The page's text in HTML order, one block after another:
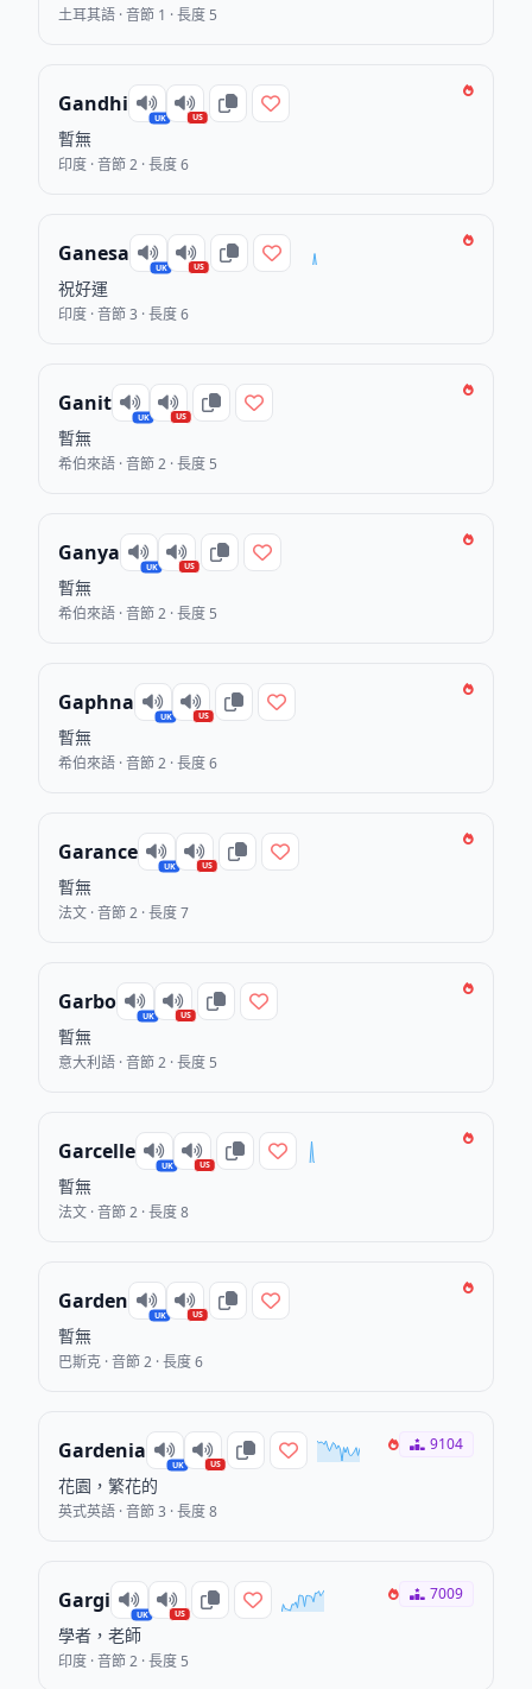
土耳其語 · 音節 1 · 長度 5
Gandhi
UK US
暫無
印度 · 音節 2 · 長度 6
Ganesa
UK US
祝好運
印度 · 音節 3 · 長度 6
Ganit
UK US
暫無
希伯來語 · 音節 2 · 長度 5
Ganya
UK US
暫無
希伯來語 · 音節 2 · 長度 5
Gaphna
UK US
暫無
希伯來語 · 音節 2 · 長度 6
Garance
UK US
暫無
法文 · 音節 2 · 長度 7
Garbo
UK US
暫無
意大利語 · 音節 2 · 長度 5
Garcelle
UK US
暫無
法文 · 音節 2 · 長度 8
Garden
UK US
暫無
巴斯克 · 音節 2 · 長度 6
Gardenia
UK US
花園，繁花的
英式英語 · 音節 3 · 長度 8
9104
Gargi
UK US
學者，老師
印度 · 音節 2 · 長度 5
7009